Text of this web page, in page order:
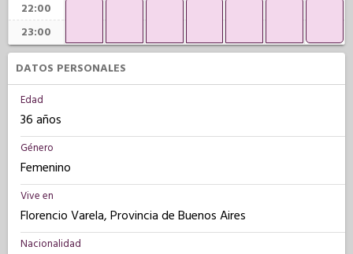
22:00
23:00
DATOS PERSONALES
Edad
36 años
Género
Femenino
Vive en
Florencio Varela, Provincia de Buenos Aires
Nacionalidad